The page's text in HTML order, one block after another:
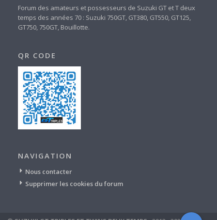
Forum des amateurs et possesseurs de Suzuki GT et T deux
temps des années 70 : Suzuki 750GT, GT380, GT550, GT125,
GT750, 750GT, Bouillotte.
QR CODE
NAVIGATION
Nous contacter
Supprimer les cookies du forum